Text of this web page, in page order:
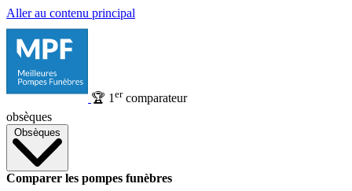
Aller au contenu principal
🏆 1 ercomparateur
obsèques
Obsèques
Comparer les pompes funèbres